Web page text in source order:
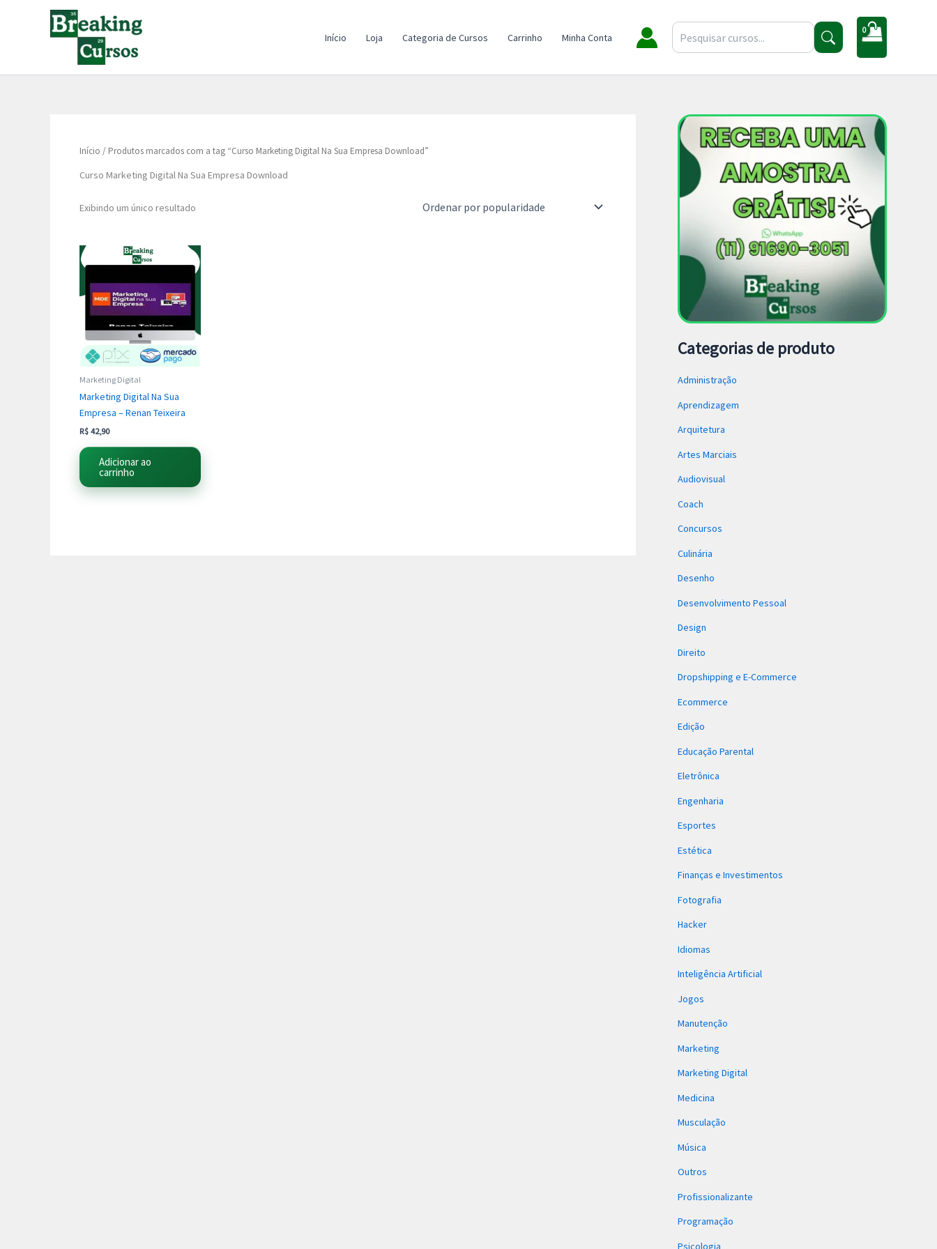
Início Loja Categoria de Cursos Carrinho Minha Conta
Início / Produtos marcados com a tag “Curso Marketing Digital Na Sua Empresa Download”
Curso Marketing Digital Na Sua Empresa Download
Exibindo um único resultado
Marketing Digital
Marketing Digital Na Sua
Empresa – Renan Teixeira
R$ 42,90
Adicionar ao
carrinho
Categorias de produto
Administração
Aprendizagem
Arquitetura
Artes Marciais
Audiovisual
Coach
Concursos
Culinária
Desenho
Desenvolvimento Pessoal
Design
Direito
Dropshipping e E-Commerce
Ecommerce
Edição
Educação Parental
Eletrônica
Engenharia
Esportes
Estética
Finanças e Investimentos
Fotografia
Hacker
Idiomas
Inteligência Artificial
Jogos
Manutenção
Marketing
Marketing Digital
Medicina
Musculação
Música
Outros
Profissionalizante
Programação
Psicologia